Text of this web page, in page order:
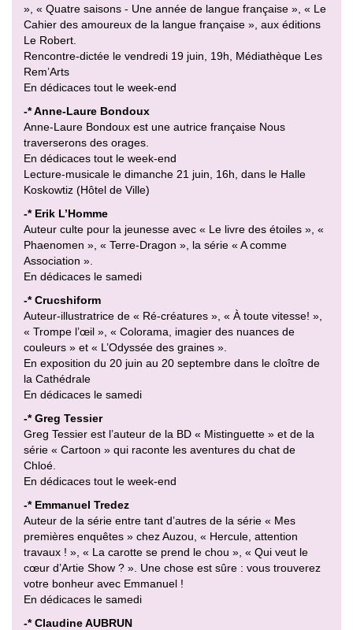
», « Quatre saisons - Une année de langue française », « Le
Cahier des amoureux de la langue française », aux éditions
Le Robert.
Rencontre-dictée le vendredi 19 juin, 19h, Médiathèque Les
Rem’Arts
En dédicaces tout le week-end
-* Anne-Laure Bondoux
Anne-Laure Bondoux est une autrice française Nous
traverserons des orages.
En dédicaces tout le week-end
Lecture-musicale le dimanche 21 juin, 16h, dans le Halle
Koskowtiz (Hôtel de Ville)
-* Erik L’Homme
Auteur culte pour la jeunesse avec « Le livre des étoiles », «
Phaenomen », « Terre-Dragon », la série « A comme
Association ».
En dédicaces le samedi
-* Crucshiform
Auteur-illustratrice de « Ré-créatures », « À toute vitesse! »,
« Trompe l’œil », « Colorama, imagier des nuances de
couleurs » et « L’Odyssée des graines ».
En exposition du 20 juin au 20 septembre dans le cloître de
la Cathédrale
En dédicaces le samedi
-* Greg Tessier
Greg Tessier est l’auteur de la BD « Mistinguette » et de la
série « Cartoon » qui raconte les aventures du chat de
Chloé.
En dédicaces tout le week-end
-* Emmanuel Tredez
Auteur de la série entre tant d’autres de la série « Mes
premières enquêtes » chez Auzou, « Hercule, attention
travaux ! », « La carotte se prend le chou », « Qui veut le
cœur d’Artie Show ? ». Une chose est sûre : vous trouverez
votre bonheur avec Emmanuel !
En dédicaces le samedi
-* Claudine AUBRUN